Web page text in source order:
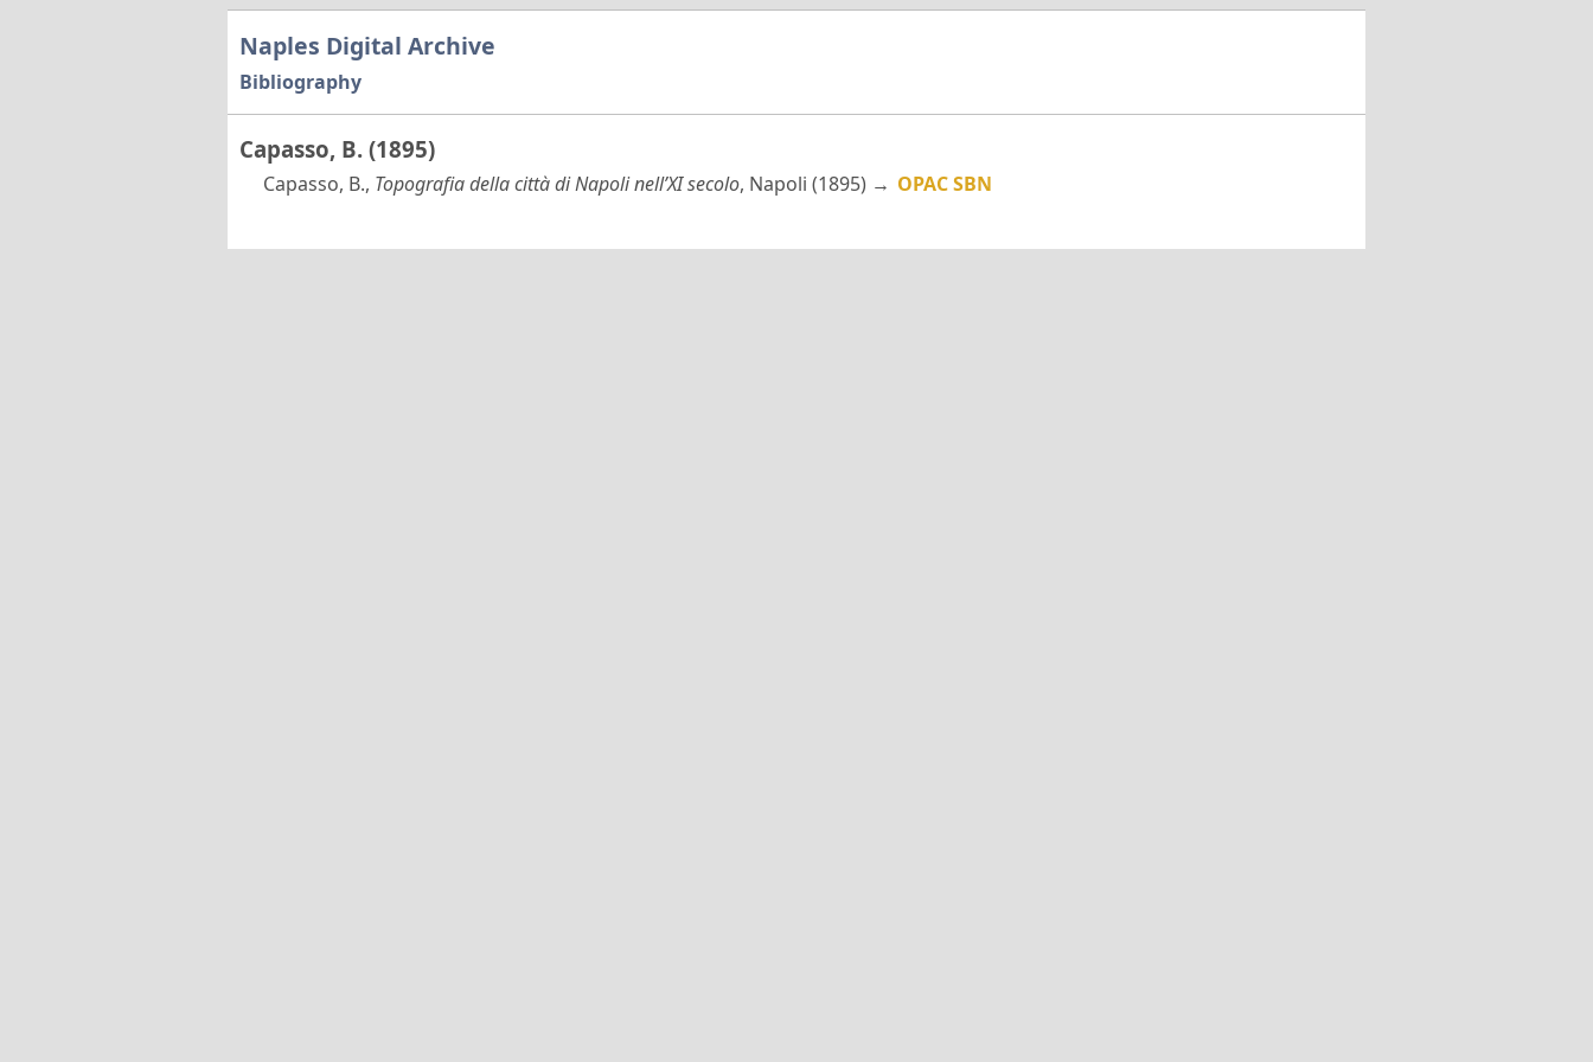
Naples Digital Archive
Bibliography
Capasso, B. (1895)
Capasso, B., Topografia della città di Napoli nell’XI secolo, Napoli (1895) → OPAC SBN